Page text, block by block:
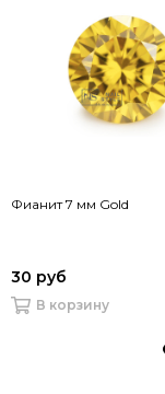
Фианит 7 мм Gold
30 руб
В корзину